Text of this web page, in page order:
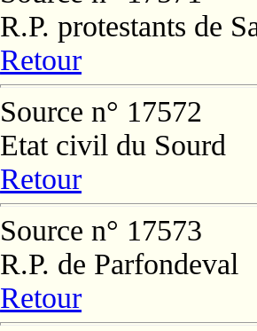
R.P. protestants de
Retour
Source n° 17572
Etat civil du Sourd
Retour
Source n° 17573
R.P. de Parfondeval
Retour